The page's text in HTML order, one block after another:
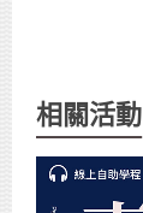
相關活動